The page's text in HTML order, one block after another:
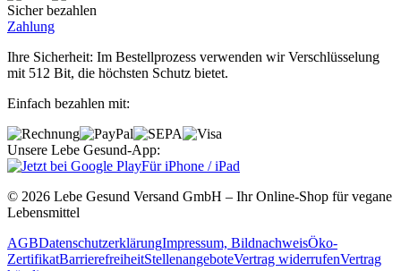
Sicher bezahlen
Zahlung
Ihre Sicherheit: Im Bestellprozess verwenden wir Verschlüsselung
mit 512 Bit, die höchsten Schutz bietet.
Einfach bezahlen mit:
Unsere Lebe Gesund-App:
Für iPhone / iPad
© 2026 Lebe Gesund Versand GmbH – Ihr Online‐Shop für vegane
Lebensmittel
AGBDatenschutzerklärungImpressum, BildnachweisÖko‐
ZertifikatBarrierefreiheitStellenangeboteVertrag widerrufenVertrag